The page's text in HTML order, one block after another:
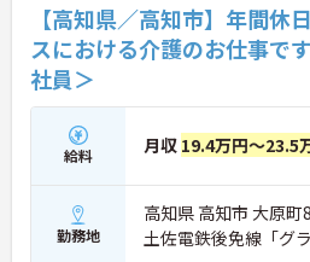
【高知県／高知市】年間
スにおける介護のお仕事で
社員＞
給料 月収 19.4万円～23.5
勤務地
高知県 高知市 大原町
土佐電鉄後免線「グ